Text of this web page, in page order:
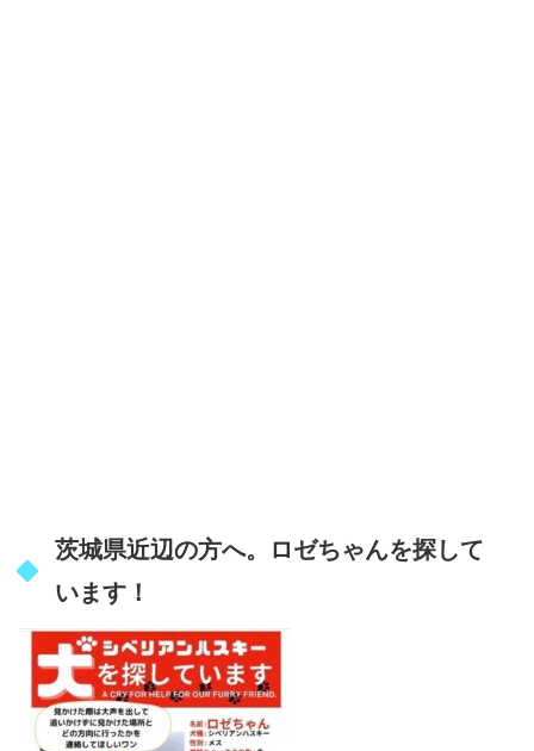
茨城県近辺の方へ。ロゼちゃんを探して
います！